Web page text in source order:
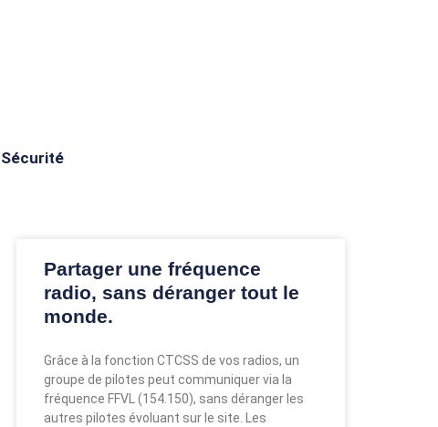
Sécurité
Partager une fréquence
radio, sans déranger tout le
monde.
Grâce à la fonction CTCSS de vos radios, un
groupe de pilotes peut communiquer via la
fréquence FFVL (154.150), sans déranger les
autres pilotes évoluant sur le site. Les